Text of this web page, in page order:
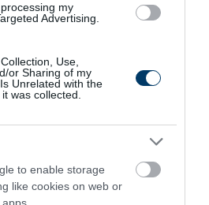
my
Advertising.
Use,
or Sharing of my
Unrelated with the
was collected.
to enable storage
like cookies on web or
All The Worms In The Body
140